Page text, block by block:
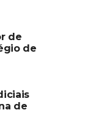
de
de
de